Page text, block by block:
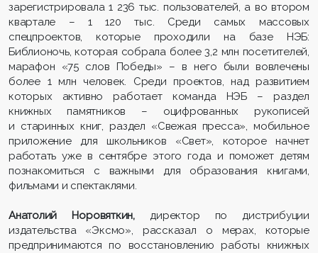
зарегистрировала 1 236 тыс. пользователей, а во втором
квартале – 1 120 тыс. Среди самых массовых
спецпроектов, которые проходили на базе НЭБ:
Библионочь, которая собрала более 3,2 млн посетителей,
марафон «75 слов Победы» – в него были вовлечены
более 1 млн человек. Среди проектов, над развитием
которых активно работает команда НЭБ – раздел
книжных памятников – оцифрованных рукописей
и старинных книг, раздел «Свежая пресса», мобильное
приложение для школьников «Свет», которое начнет
работать уже в сентябре этого года и поможет детям
познакомиться с важными для образования книгами,
фильмами и спектаклями.
Анатолий Норовяткин,директор по дистрибуции
издательства «Эксмо», рассказал о мерах, которые
предпринимаются по восстановлению работы книжных